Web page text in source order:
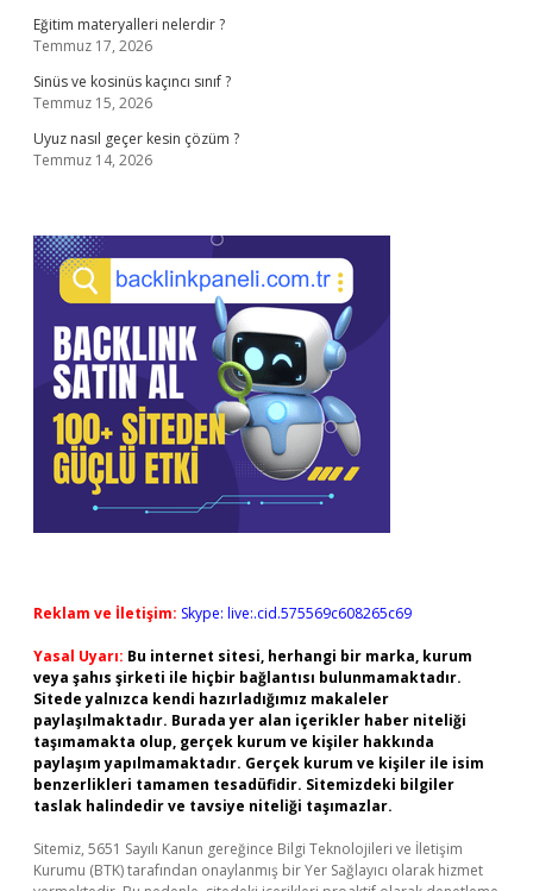
Eğitim materyalleri nelerdir ?
Temmuz 17, 2026
Sinüs ve kosinüs kaçıncı sınıf ?
Temmuz 15, 2026
Uyuz nasıl geçer kesin çözüm ?
Temmuz 14, 2026
Reklam ve İletişim: Skype: live:.cid.575569c608265c69
Yasal Uyarı: Bu internet sitesi, herhangi bir marka, kurum
veya şahıs şirketi ile hiçbir bağlantısı bulunmamaktadır.
Sitede yalnızca kendi hazırladığımız makaleler
paylaşılmaktadır. Burada yer alan içerikler haber niteliği
taşımamakta olup, gerçek kurum ve kişiler hakkında
paylaşım yapılmamaktadır. Gerçek kurum ve kişiler ile isim
benzerlikleri tamamen tesadüfidir. Sitemizdeki bilgiler
taslak halindedir ve tavsiye niteliği taşımazlar.
Sitemiz, 5651 Sayılı Kanun gereğince Bilgi Teknolojileri ve İletişim
Kurumu (BTK) tarafından onaylanmış bir Yer Sağlayıcı olarak hizmet